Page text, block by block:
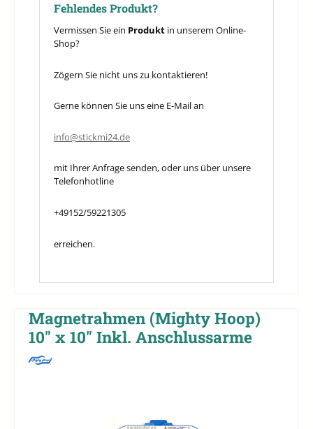
Fehlendes Produkt?
Vermissen Sie ein Produkt in unserem Online-
Shop?
Zögern Sie nicht uns zu kontaktieren!
Gerne können Sie uns eine E-Mail an
info@stickmi24.de
mit Ihrer Anfrage senden, oder uns über unsere
Telefonhotline
+49152/59221305
erreichen.
Magnetrahmen (Mighty Hoop)
10" x 10" Inkl. Anschlussarme